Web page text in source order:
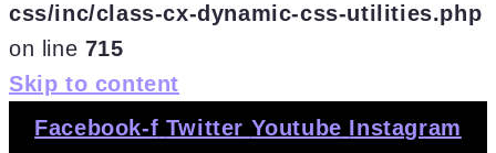
css/inc/class-cx-dynamic-css-utilities.php
on line 715
Skip to content
Facebook-f Twitter Youtube Instagram